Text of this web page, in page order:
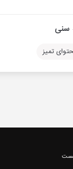
سنی
تمیز